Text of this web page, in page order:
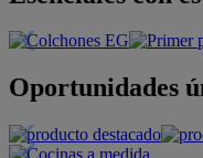
Oportunidades